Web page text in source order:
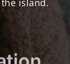
island.